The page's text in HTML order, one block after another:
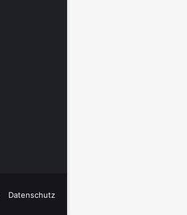
Datenschutz